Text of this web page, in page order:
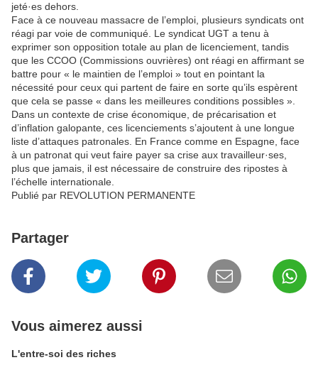
jeté·es dehors.
Face à ce nouveau massacre de l’emploi, plusieurs syndicats ont
réagi par voie de communiqué. Le syndicat UGT a tenu à
exprimer son opposition totale au plan de licenciement, tandis
que les CCOO (Commissions ouvrières) ont réagi en affirmant se
battre pour « le maintien de l’emploi » tout en pointant la
nécessité pour ceux qui partent de faire en sorte qu’ils espèrent
que cela se passe « dans les meilleures conditions possibles ».
Dans un contexte de crise économique, de précarisation et
d’inflation galopante, ces licenciements s’ajoutent à une longue
liste d’attaques patronales. En France comme en Espagne, face
à un patronat qui veut faire payer sa crise aux travailleur·ses,
plus que jamais, il est nécessaire de construire des ripostes à
l’échelle internationale.
Publié par REVOLUTION PERMANENTE
Partager
Vous aimerez aussi
L'entre-soi des riches